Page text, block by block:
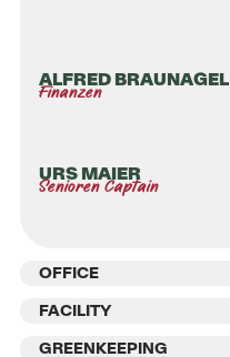
ALFRED BRAUNAGEL
Finanzen
URS MAIER
Senioren Captain
OFFICE
FACILITY
GREENKEEPING